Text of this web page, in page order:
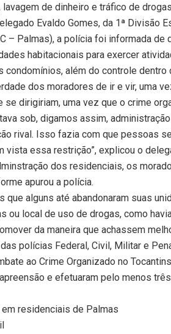
de dinheiro e tráfico de
Evaldo Gomes, da 1ª Divisão
– Palmas), a polícia foi informada
habitacionais para exercer
condomínios, além do controle dentro
dos moradores de ir e vir, uma
se dirigiriam, uma vez que o crime
sob, digamos assim,
rival. Isso fazia com que pessoas
vista essa restrição”, explicou o
dos residenciais, os
apurou a polícia.
que alguns até abandonaram suas
ou local de uso de drogas, como
da maneira que achassem
polícias Federal, Civil, Militar e
ao Crime Organizado no
e efetuaram pelo menos
residenciais de Palmas